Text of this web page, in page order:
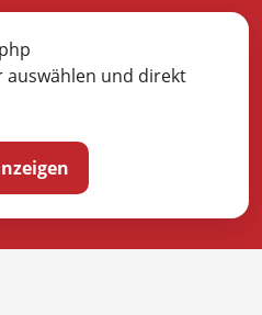
auswählen und direkt